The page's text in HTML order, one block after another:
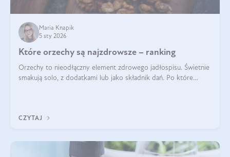
Maria Knapik
5 sty 2026
Które orzechy są najzdrowsze – ranking
Orzechy to nieodłączny element zdrowego jadłospisu. Świetnie
smakują solo, z dodatkami lub jako składnik dań. Po które
CZYTAJ